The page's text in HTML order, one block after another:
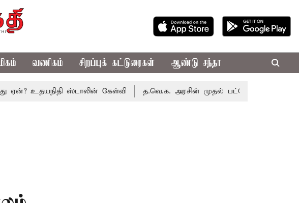
வணிகம் சிறப்புக் கட்டுரைகள் ஆண்டு சந்தா
ஸ்டாலின் கேள்வி த.வெ.க. அரசின் முதல் பட்ஜெட்: மாற்றமா?,